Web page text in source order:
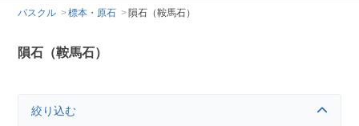
パスクル 標本・原石 隕石（鞍馬石）
隕石（鞍馬石）
絞り込む